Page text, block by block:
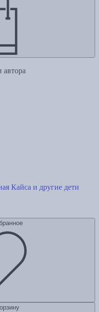
автора
Кайса и другие дети